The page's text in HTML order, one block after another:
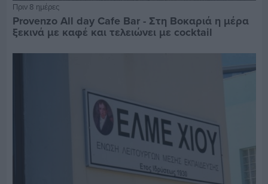
Πριν 8 ημέρες
Provenzo All day Cafe Bar - Στη Βοκαριά η μέρα
ξεκινά με καφέ και τελειώνει με cocktail